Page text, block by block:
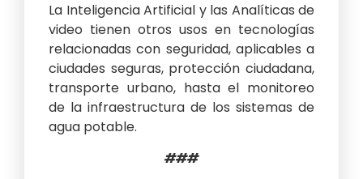
La Inteligencia Artificial y las Analíticas de
video tienen otros usos en tecnologías
relacionadas con seguridad, aplicables a
ciudades seguras, protección ciudadana,
transporte urbano, hasta el monitoreo
de la infraestructura de los sistemas de
agua potable.
###